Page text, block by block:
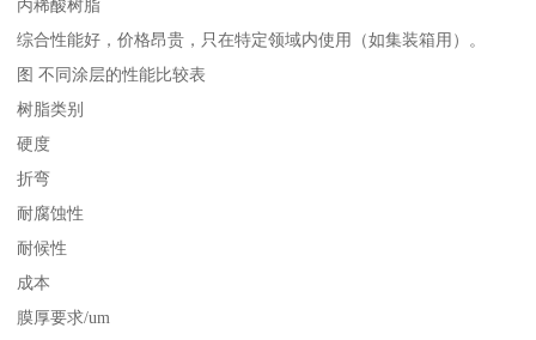
丙稀酸树脂
综合性能好，价格昂贵，只在特定领域内使用（如集装箱用）。
图 不同涂层的性能比较表
树脂类别
硬度
折弯
耐腐蚀性
耐候性
成本
膜厚要求/um